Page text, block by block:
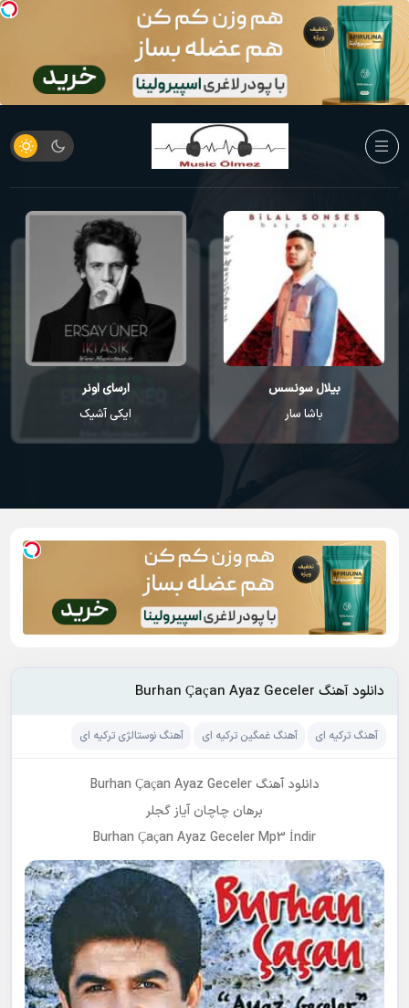
بیلال سونسس
باشا سار
ارسای اونر
ایکی آشیک
دانلود آهنگ Burhan Çaçan Ayaz Geceler
آهنگ ترکیه ای آهنگ غمگین ترکیه ای آهنگ نوستالژی ترکیه ای
دانلود آهنگ Burhan Çaçan Ayaz Geceler
برهان چاچان آیاز گجلر
Burhan Çaçan Ayaz Geceler Mp3 İndir